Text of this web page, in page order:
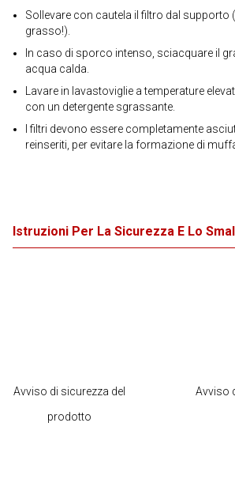
Sollevare con cautela il filtro dal supporto
grasso!).
In caso di sporco intenso, sciacquare il
acqua calda.
Lavare in lavastoviglie a temperature
con un detergente sgrassante.
I filtri devono essere completamente
reinseriti, per evitare la formazione di
Istruzioni Per La Sicurezza E Lo
Avviso di sicurezza del
prodotto
Avviso